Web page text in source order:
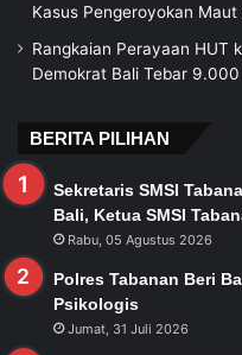
Kasus Pengeroyokan
Rangkaian Perayaan HUT
Demokrat Bali Tebar
BERITA PILIHAN
Sekretaris SMSI
Bali, Ketua SMSI
Rabu, 05 Agustus 2026
Polres Tabanan Beri
Psikologis
Jumat, 31 Juli 2026